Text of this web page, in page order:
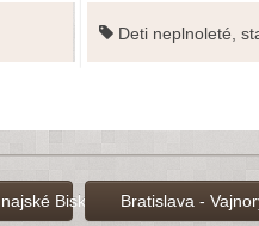
Deti neplnoleté,
BiskupiceBratislava -